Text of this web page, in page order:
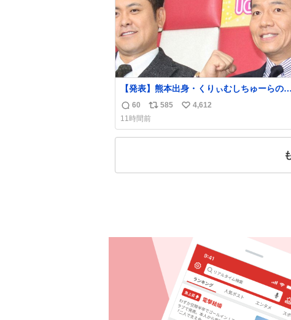
【発表】熊本出身・くりぃむしちゅーらの所
属事務所、被災地に義援金寄付
news.livedoor.com/article/detail… くりぃむ
しちゅーやマツコ、有働由美子らが所属する
芸能事務所「チャッターボックス」が7日、
返
信
数
60
リ
ポ
ス
585
い
ね
4,612
11時間前